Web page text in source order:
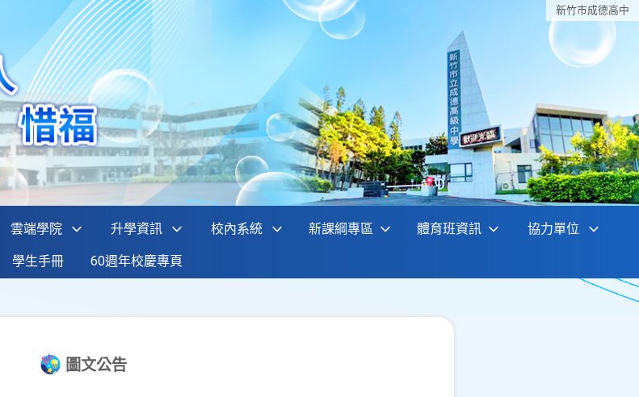
新竹巿成德高中
雲端學院 升學資訊 校內系統 新課綱專區 體育班資訊 協力單位
學生手冊 60週年校慶專頁
圖文公告